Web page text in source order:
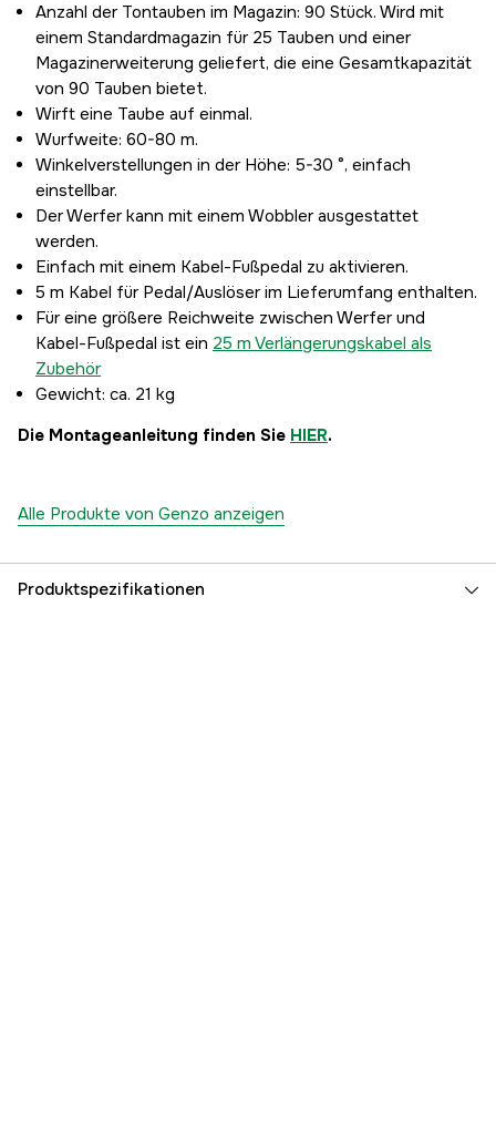
Anzahl der Tontauben im Magazin: 90 Stück. Wird mit
einem Standardmagazin für 25 Tauben und einer
Magazinerweiterung geliefert, die eine Gesamtkapazität
von 90 Tauben bietet.
Wirft eine Taube auf einmal.
Wurfweite: 60-80 m.
Winkelverstellungen in der Höhe: 5-30 °, einfach
einstellbar.
Der Werfer kann mit einem Wobbler ausgestattet
werden.
Einfach mit einem Kabel-Fußpedal zu aktivieren.
5 m Kabel für Pedal/Auslöser im Lieferumfang enthalten.
Für eine größere Reichweite zwischen Werfer und
Kabel-Fußpedal ist ein 25 m Verlängerungskabel als
Zubehör
Gewicht: ca. 21 kg
Die Montageanleitung finden Sie HIER.
Alle Produkte von Genzo anzeigen
Produktspezifikationen